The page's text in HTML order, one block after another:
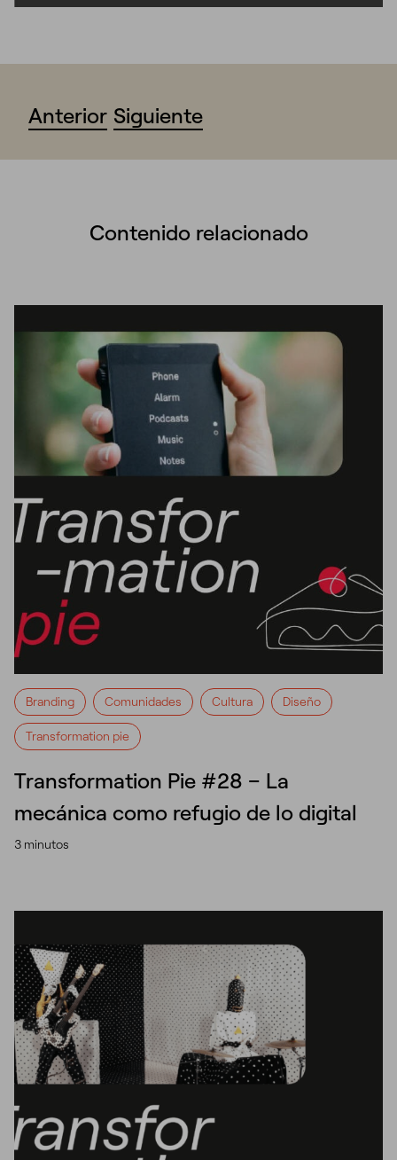
Anterior Siguiente
Contenido relacionado
Branding Comunidades Cultura Diseño
Transformation pie
Transformation Pie #28 – La
mecánica como refugio de lo digital
3 minutos